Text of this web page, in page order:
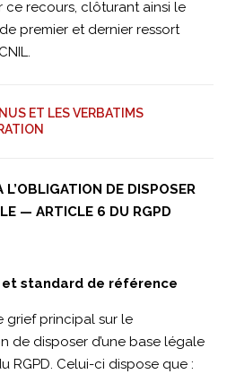
ce recours, clôturant ainsi le
premier et dernier ressort
ET LES VERBATIMS
DE DISPOSER
— ARTICLE 6 DU RGPD
standard de référence
grief principal sur le
de disposer d’une base légale
RGPD. Celui-ci dispose que :